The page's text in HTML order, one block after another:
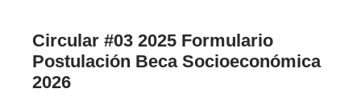
Circular #03 2025 Formulario
Postulación Beca Socioeconómica
2026